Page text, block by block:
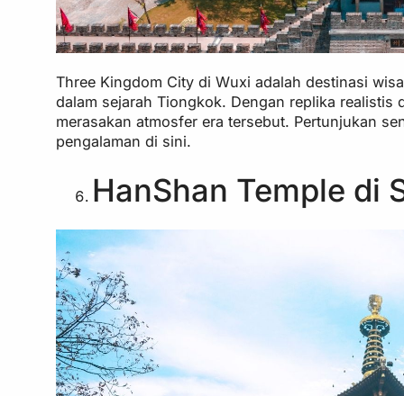
Three Kingdom City di Wuxi adalah destinasi
dalam sejarah Tiongkok. Dengan replika
merasakan atmosfer era tersebut. Pertunjukan
pengalaman di sini.
HanShan Temple di